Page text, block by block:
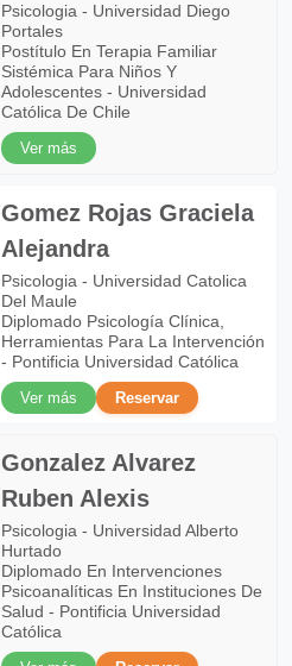
Psicologia - Universidad Diego
Portales
Postítulo En Terapia Familiar
Sistémica Para Niños Y
Adolescentes - Universidad
Católica De Chile
Ver más
Gomez Rojas Graciela
Alejandra
Psicologia - Universidad Catolica
Del Maule
Diplomado Psicología Clínica,
Herramientas Para La Intervención
- Pontificia Universidad Católica
Ver más
Reservar
Gonzalez Alvarez
Ruben Alexis
Psicologia - Universidad Alberto
Hurtado
Diplomado En Intervenciones
Psicoanalíticas En Instituciones De
Salud - Pontificia Universidad
Católica